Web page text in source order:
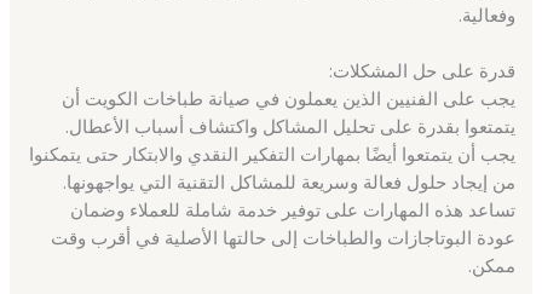
وفعالية.
قدرة على حل المشكلات:
يجب على الفنيين الذين يعملون في صيانة طباخات الكويت أن
يتمتعوا بقدرة على تحليل المشاكل واكتشاف أسباب الأعطال.
يجب أن يتمتعوا أيضًا بمهارات التفكير النقدي والابتكار حتى يتمكنوا
من إيجاد حلول فعالة وسريعة للمشاكل التقنية التي يواجهونها.
تساعد هذه المهارات على توفير خدمة شاملة للعملاء وضمان
عودة البوتاجازات والطباخات إلى حالتها الأصلية في أقرب وقت
ممكن.